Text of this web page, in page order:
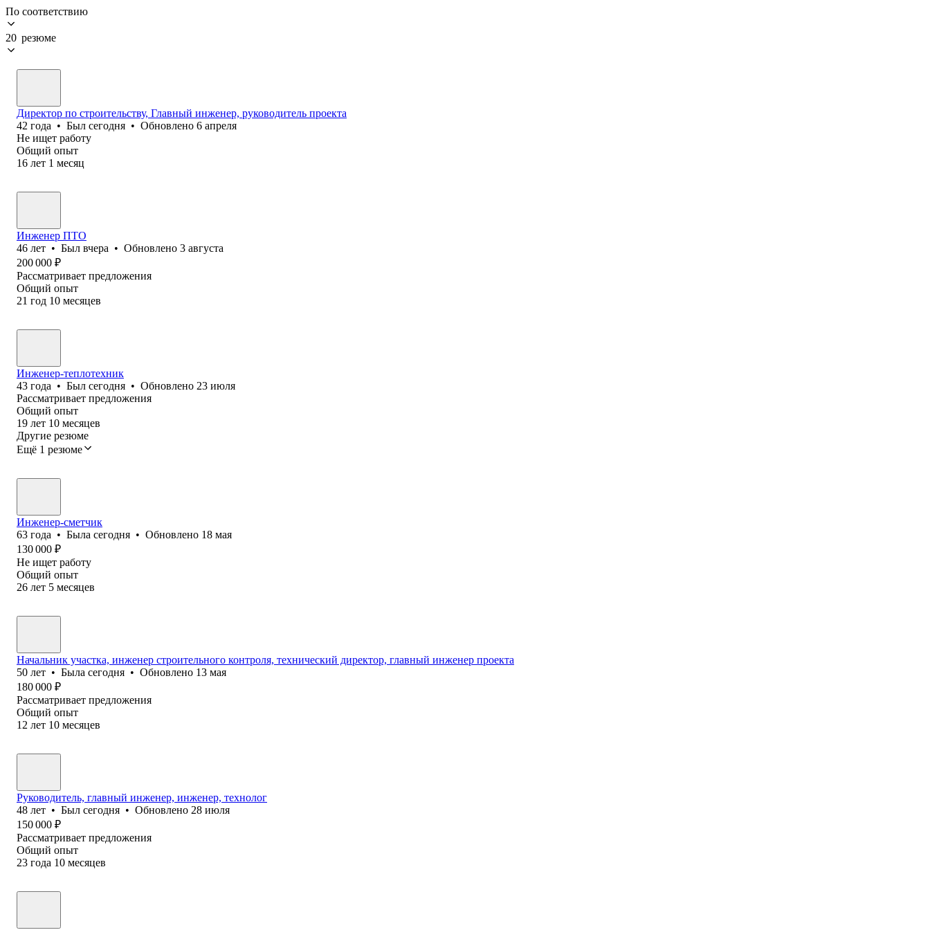
По соответствию
20 резюме
Директор по строительству, Главный инженер, руководитель проекта
42 года • Был сегодня • Обновлено 6 апреля
Не ищет работу
Общий опыт
16 лет 1 месяц
Инженер ПТО
46 лет • Был вчера • Обновлено 3 августа
200 000 ₽
Рассматривает предложения
Общий опыт
21 год 10 месяцев
Инженер-теплотехник
43 года • Был сегодня • Обновлено 23 июля
Рассматривает предложения
Общий опыт
19 лет 10 месяцев
Другие резюме
Ещё 1 резюме
Инженер-сметчик
63 года • Была сегодня • Обновлено 18 мая
130 000 ₽
Не ищет работу
Общий опыт
26 лет 5 месяцев
Начальник участка, инженер строительного контроля, технический директор, главный инженер проекта
50 лет • Была сегодня • Обновлено 13 мая
180 000 ₽
Рассматривает предложения
Общий опыт
12 лет 10 месяцев
Руководитель, главный инженер, инженер, технолог
48 лет • Был сегодня • Обновлено 28 июля
150 000 ₽
Рассматривает предложения
Общий опыт
23 года 10 месяцев